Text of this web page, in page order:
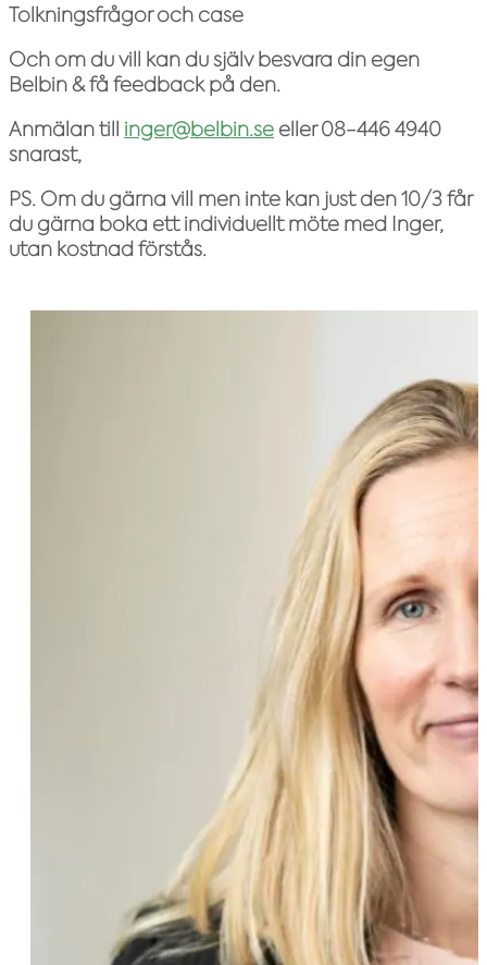
Tolkningsfrågor och case
Och om du vill kan du själv besvara din egen
Belbin & få feedback på den.
Anmälan till inger@belbin.se eller 08-446 4940
snarast,
PS. Om du gärna vill men inte kan just den 10/3 får
du gärna boka ett individuellt möte med Inger,
utan kostnad förstås.